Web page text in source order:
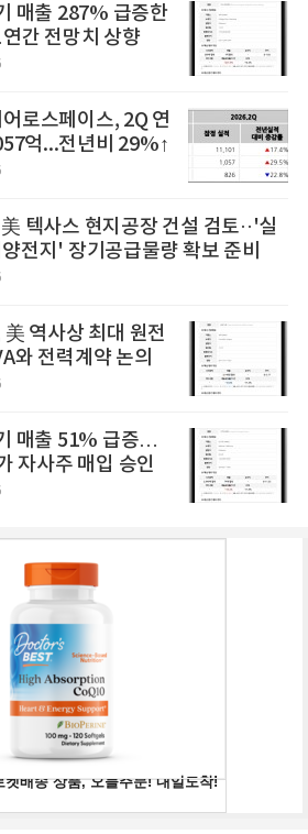
매출 287% 급증한
간 전망치 상향
로스페이스, 2Q 연
억...전년비 29%↑
텍사스 현지공장 건설 검토··'실
전지' 장기공급물량 확보 준비
역사상 최대 원전
와 전력계약 논의
매출 51% 급증…
자사주 매입 승인